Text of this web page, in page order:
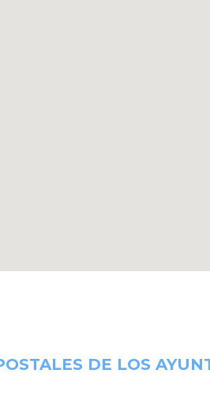
DE LOS